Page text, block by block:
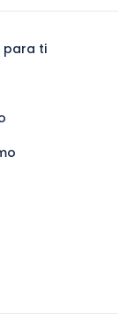
para ti